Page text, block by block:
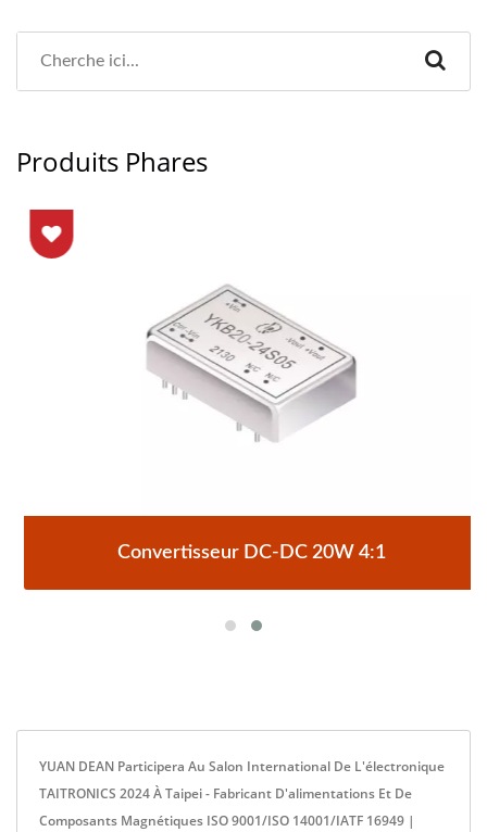
Produits Phares
Convertisseur DC-DC 20W 4:1
YUAN DEAN Participera Au Salon International De L'électronique
TAITRONICS 2024 À Taipei - Fabricant D'alimentations Et De
Composants Magnétiques ISO 9001/ISO 14001/IATF 16949 |